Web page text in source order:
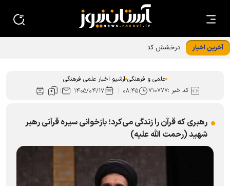
آخرین اخبار
درخشش کتابدار کتابخانه حرم رضوی در ﺟﺸﻨﻮﺍﺭﻩ استانی قصه‌های
علمی و فرهنگی آرشیو اخبار علمی فرهنگی
کد خبر :۷۱۰۷۷۷ ۰۸:۴۵ ۱۴۰۵/۰۴/۱۷
رهبری که قرآن را زندگی می‌کرد؛ بازخوانی سیره قرآنی رهبر
شهید (رحمت الله علیه)